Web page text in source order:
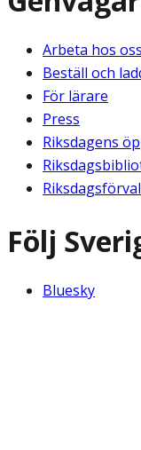
Arbeta hos oss
Beställ och
För lärare
Press
Riksdagens
Följ
Bluesky